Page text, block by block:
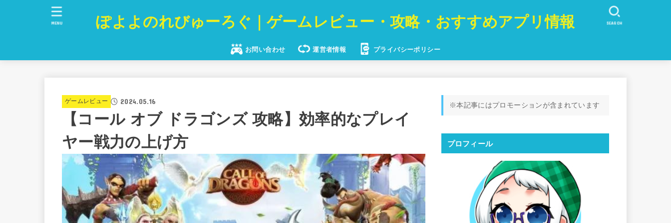
ぽよよのれびゅーろぐ｜ゲームレビュー・攻略・おすすめアプリ情報
お問い合わせ 運営者情報 プライバシーポリシー
SEARCH
MENU
ゲームレビュー 2024.05.16
【コール オブ ドラゴンズ 攻略】効率的なプレイ
ヤー戦力の上げ方
※本記事にはプロモーションが含まれています
プロフィール